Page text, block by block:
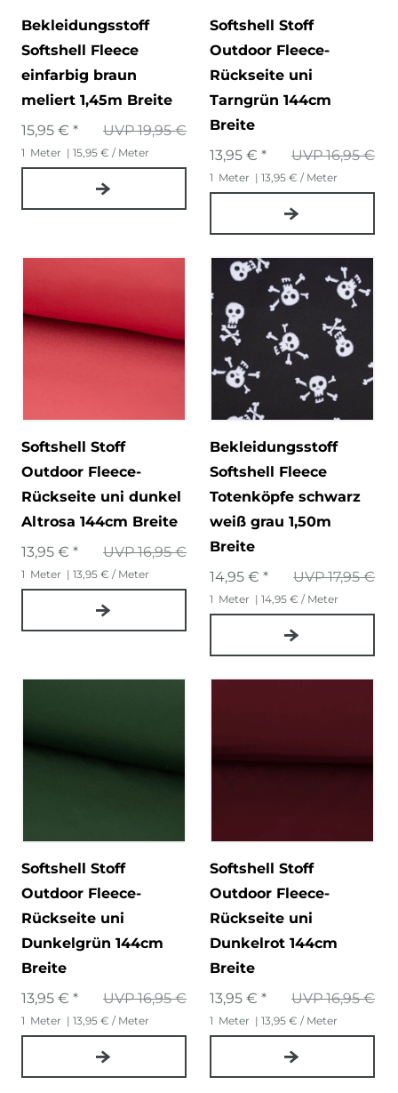
Bekleidungsstoff
Softshell Fleece
einfarbig braun
meliert 1,45m Breite
UVP 19,95 €
15,95 € *
1 Meter | 15,95 € / Meter
Softshell Stoff
Outdoor Fleece-
Rückseite uni
Tarngrün 144cm
Breite
UVP 16,95 €
13,95 € *
1 Meter | 13,95 € / Meter
Softshell Stoff
Outdoor Fleece-
Rückseite uni dunkel
Altrosa 144cm Breite
UVP 16,95 €
13,95 € *
1 Meter | 13,95 € / Meter
Bekleidungsstoff
Softshell Fleece
Totenköpfe schwarz
weiß grau 1,50m
Breite
UVP 17,95 €
14,95 € *
1 Meter | 14,95 € / Meter
Softshell Stoff
Outdoor Fleece-
Rückseite uni
Dunkelgrün 144cm
Breite
UVP 16,95 €
13,95 € *
1 Meter | 13,95 € / Meter
Softshell Stoff
Outdoor Fleece-
Rückseite uni
Dunkelrot 144cm
Breite
UVP 16,95 €
13,95 € *
1 Meter | 13,95 € / Meter